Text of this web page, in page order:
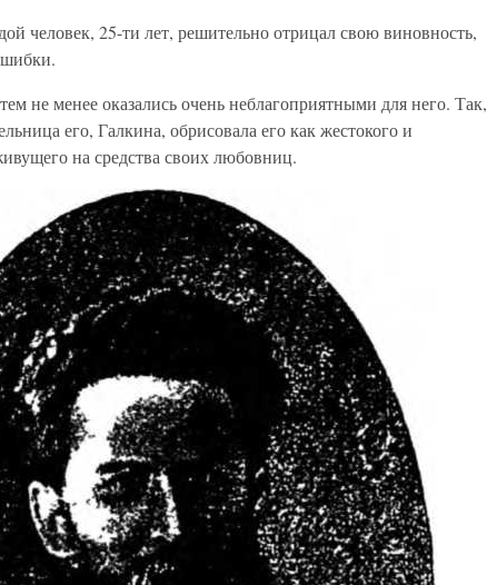
человек, 25-ти лет, решительно отрицал свою виновность,
не менее оказались очень неблагоприятными для него. Так,
его, Галкина, обрисовала его как жестокого и
на средства своих любовниц.